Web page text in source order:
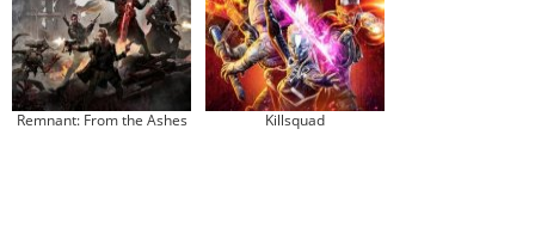
Remnant: From the Ashes Killsquad